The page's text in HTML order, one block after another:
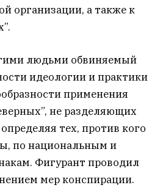
организации, а также к
людьми обвиняемый
идеологии и практики
применения
не разделяющих
тех, против кого
по национальным и
Фигурант проводил
мер конспирации.